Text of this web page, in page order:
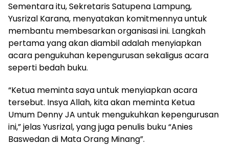
Sementara itu, Sekretaris Satupena Lampung,
Yusrizal Karana, menyatakan komitmennya untuk
membantu membesarkan organisasi ini. Langkah
pertama yang akan diambil adalah menyiapkan
acara pengukuhan kepengurusan sekaligus acara
seperti bedah buku.
“Ketua meminta saya untuk menyiapkan acara
tersebut. Insya Allah, kita akan meminta Ketua
Umum Denny JA untuk mengukuhkan kepengurusan
ini,” jelas Yusrizal, yang juga penulis buku “Anies
Baswedan di Mata Orang Minang”.